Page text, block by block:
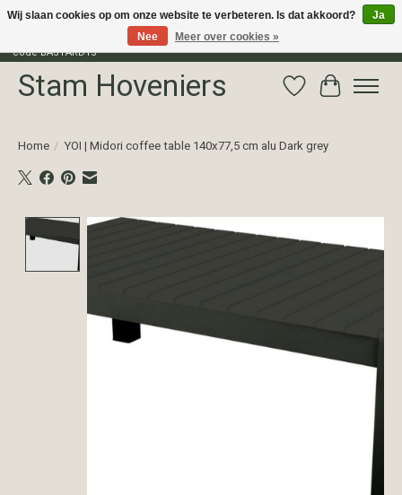
Profiteer van 15% korting op het gehele assortiment van The Bastard met
code BASTARD15
Stam Hoveniers Verlanglijst
Home / YOI | Midori coffee table 140x77,5 cm alu Dark grey
Product image slideshow Items
Wij slaan cookies op om onze website te verbeteren. Is dat akkoord?
Ja
Nee
Meer over cookies »